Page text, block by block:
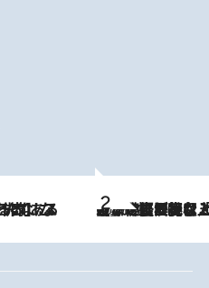
2026.8.5
【なぜ吉沢亮は「気配を消せる」のか？】興行収入208億の『国宝』を経て挑むミュージカル『ディア・エヴァン・ハンセン』。トップ俳優が舞台上でさらけ出した“孤独”とは